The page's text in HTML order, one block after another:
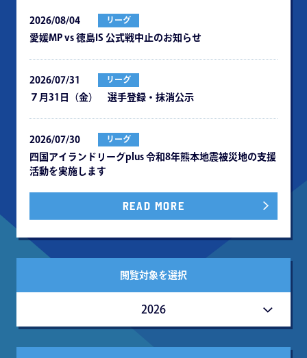
2026/08/04 リーグ
愛媛MP vs 徳島IS 公式戦中⽌のお知らせ
2026/07/31 リーグ
７月31日（金） 選手登録・抹消公示
2026/07/30 リーグ
四国アイランドリーグplus 令和8年熊本地震被災地の⽀援
活動を実施します
READ MORE
閲覧対象を選択
2026